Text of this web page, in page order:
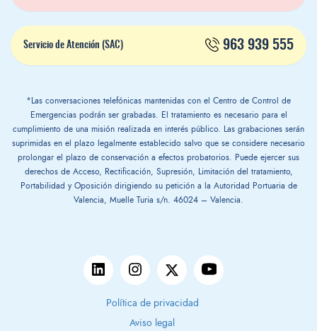
Servicio de Atención (SAC) 963 939 555
*Las conversaciones telefónicas mantenidas con el Centro de Control de
Emergencias podrán ser grabadas. El tratamiento es necesario para el
cumplimiento de una misión realizada en interés público. Las grabaciones serán
suprimidas en el plazo legalmente establecido salvo que se considere necesario
prolongar el plazo de conservación a efectos probatorios. Puede ejercer sus
derechos de Acceso, Rectificación, Supresión, Limitación del tratamiento,
Portabilidad y Oposición dirigiendo su petición a la Autoridad Portuaria de
Valencia, Muelle Turia s/n. 46024 – Valencia.
Política de privacidad
Aviso legal